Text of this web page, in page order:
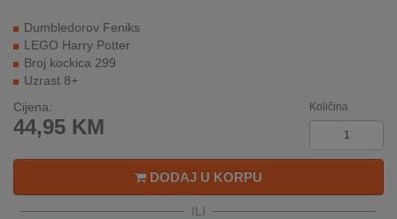
KUPOVINA
NA
RATE
REKLAMACIJA
SERVIS
Dumbledorov Feniks
LEGO Harry Potter
Broj kockica 299
Uzrast 8+
Cijena:
44,95 KM
Količina
DODAJ U KORPU
ILI